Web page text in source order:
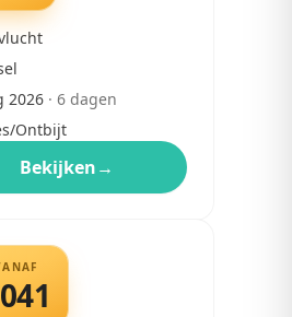
2026· 6dagen
Ontbijt
Bekijken→